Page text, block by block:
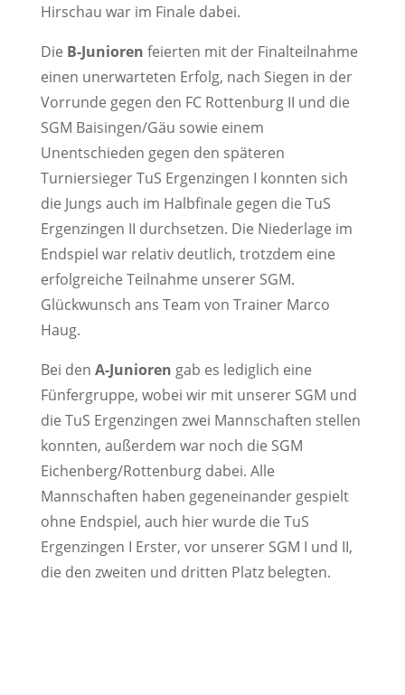
Hirschau war im Finale dabei.
Die B-Junioren feierten mit der Finalteilnahme
einen unerwarteten Erfolg, nach Siegen in der
Vorrunde gegen den FC Rottenburg II und die
SGM Baisingen/Gäu sowie einem
Unentschieden gegen den späteren
Turniersieger TuS Ergenzingen I konnten sich
die Jungs auch im Halbfinale gegen die TuS
Ergenzingen II durchsetzen. Die Niederlage im
Endspiel war relativ deutlich, trotzdem eine
erfolgreiche Teilnahme unserer SGM.
Glückwunsch ans Team von Trainer Marco
Haug.
Bei den A-Junioren gab es lediglich eine
Fünfergruppe, wobei wir mit unserer SGM und
die TuS Ergenzingen zwei Mannschaften stellen
konnten, außerdem war noch die SGM
Eichenberg/Rottenburg dabei. Alle
Mannschaften haben gegeneinander gespielt
ohne Endspiel, auch hier wurde die TuS
Ergenzingen I Erster, vor unserer SGM I und II,
die den zweiten und dritten Platz belegten.